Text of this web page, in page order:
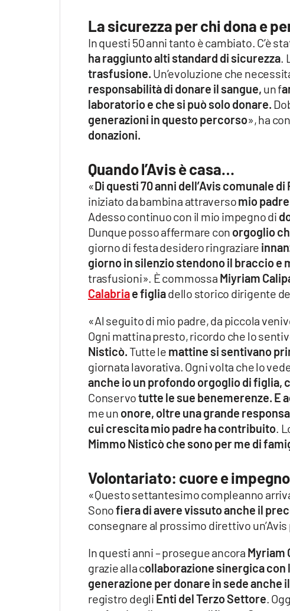
La sicurezza per chi dona e
In questi 50 anni tanto è cambiato. C’è
ha raggiunto alti standard di sicurezza.
trasfusione. Un’evoluzione che
responsabilità di donare il sangue, un f
laboratorio e che si può solo donare.
generazioni in questo percorso», ha
donazioni.
Quando l’Avis è casa…
«Di questi 70 anni dell’Avis comunale
iniziato da bambina attraversomio
Adesso continuo con il mio impegno di
Dunque posso affermare con orgoglio
giorno di festa desidero ringraziare
giorno in silenzio stendono il braccio e
trasfusioni». È commossa Miyriam
Calabriae figliadello storico dirigente
«Al seguito di mio padre, da piccola
Ogni mattina presto, ricordo che lo
Nisticò.Tutte le mattine si sentivano
giornata lavorativa. Ogni volta che lo
anche io un profondo orgoglio di figlia,
Conservotutte le sue benemerenze. E
me un onore, oltre una grande
cui crescita mio padre ha contribuito.
Mimmo Nisticò che sono per me di
Volontariato: cuore e impegno
«Questo settantesimo compleanno
Sonofiera di avere vissuto anche il
consegnare al prossimo direttivo
In questi anni – prosegue ancora Myriam
grazie alla collaborazione sinergica con
generazione per donare in sede anche
registro degli Enti del Terzo Settore.